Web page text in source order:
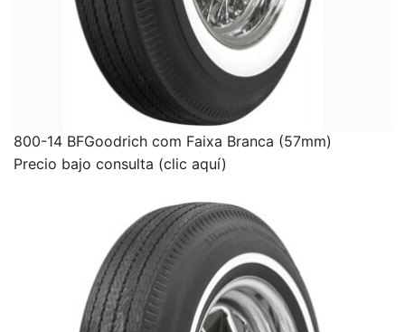
800-14 BFGoodrich com Faixa Branca (57mm)
Precio bajo consulta (clic aquí)